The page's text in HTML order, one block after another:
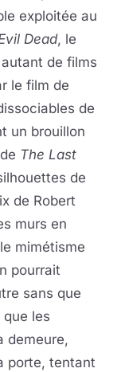
exploitée au
Dead, le
de films
le film de
de
un brouillon
The Last
de
de Robert
murs en
mimétisme
pourrait
sans que
les
demeure,
porte, tentant